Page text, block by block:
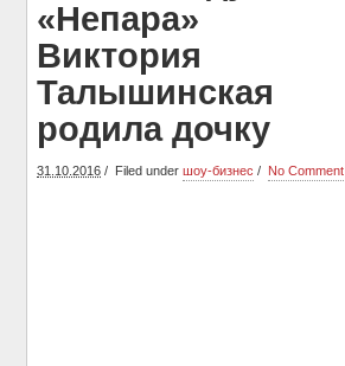
«Непара»
Виктория
Талышинская
родила дочку
31.10.2016 Filed underшоу-бизнес No Comment